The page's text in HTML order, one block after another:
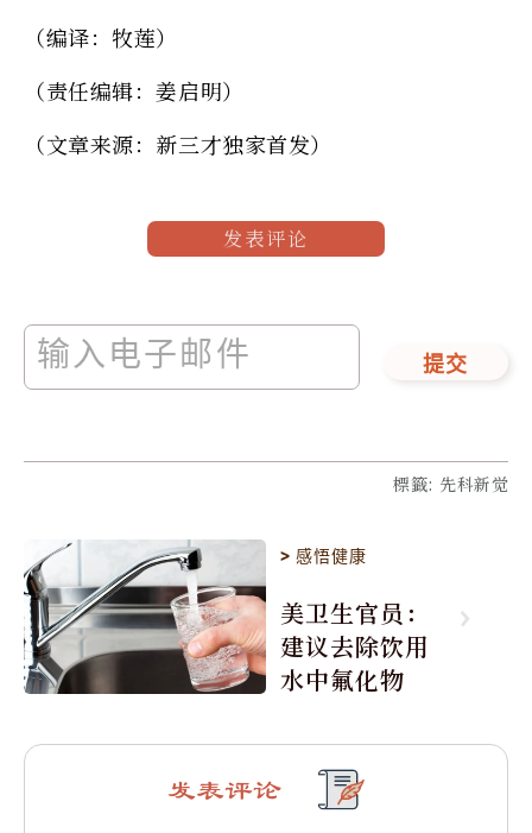
（编译：牧莲）
（责任编辑：姜启明）
（文章来源：新三才独家首发）
发表评论
提交
標籤: 先科新觉
>感悟健康
美卫生官员：
建议去除饮用
水中氟化物
发表评论